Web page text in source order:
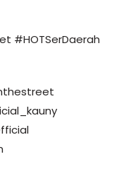
#HOTSerDaerah